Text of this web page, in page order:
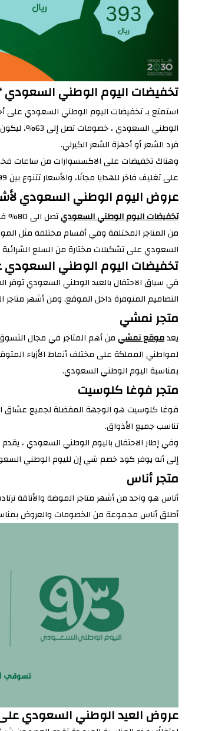
تخفيضات اليوم الوطني السعودي
استمتع بـ تخفيضات اليوم الوطني السعودي على
فرد الشعر أو أجهزة الشعر الكيرلي.
وهناك تخفيضات على الاكسسوارات من ساعات
على تغليف فاخر للهدايا مجانًا، والأسعار تتنوع بين 99، 149، 199 ريال، كما أن الساعات الرجالي متاحة بسعر 199 ريال سعودي.
عروض اليوم الوطني السعودي
تخفيضات اليوم الوطني السعودي
تصل
من المتاجر المختلفة وفي أقسام مختلفة مثل
السعودي على تشكيلات مختارة من السلع الشرائية
تخفيضات اليوم الوطني السعودي
في سياق الاحتفال بالعيد الوطني السعودي توفر
التصاميم المتوفرة داخل الموقع, ومن أشهر
متجر نمشي
يعدموقع نمشيمن أهم المتاجر في مجال
بمناسبة اليوم الوطني السعودي.
متجر فوغا كلوسيت
فوغا كلوسيت هو الوجهة المفضلة لجميع عشاق
تناسب جميع الأذواق.
وفي إطار الاحتفال باليوم الوطني السعودي ،
إلى أنه يوفر كود خصم شي إن لليوم الوطني
متجر أناس
أناس هو واحد من أشهر متاجر الموضة والأناقة
أطلق أناس مجموعة من الخصومات والعروض بمناسبة اليوم
عروض العيد الوطني السعودي